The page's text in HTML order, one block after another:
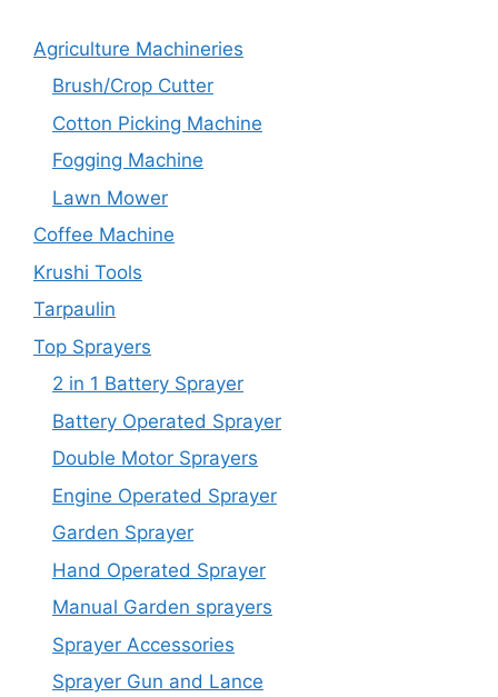
Agriculture Machineries
Brush/Crop Cutter
Cotton Picking Machine
Fogging Machine
Lawn Mower
Coffee Machine
Krushi Tools
Tarpaulin
Top Sprayers
2 in 1 Battery Sprayer
Battery Operated Sprayer
Double Motor Sprayers
Engine Operated Sprayer
Garden Sprayer
Hand Operated Sprayer
Manual Garden sprayers
Sprayer Accessories
Sprayer Gun and Lance